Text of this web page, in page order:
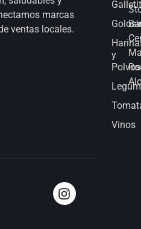
marcas
ventas locales.
y
Polvos
Vinos